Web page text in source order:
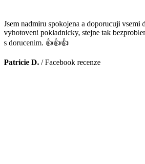
Jsem nadmiru spokojena a doporucuji vsemi
vyhotoveni pokladnicky, stejne tak
s dorucenim. 👍👍👍
Patricie D. /Facebook recenze